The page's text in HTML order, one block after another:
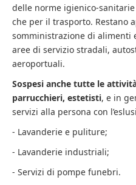
delle norme igienico-
che per il trasporto. Restano
somministrazione di alimenti
aree di servizio stradali,
aeroportuali.
Sospesi anche tutte le
parrucchieri, estetisti, e in
servizi alla persona con
- Lavanderie e puliture;
- Lavanderie industriali;
- Servizi di pompe funebri.